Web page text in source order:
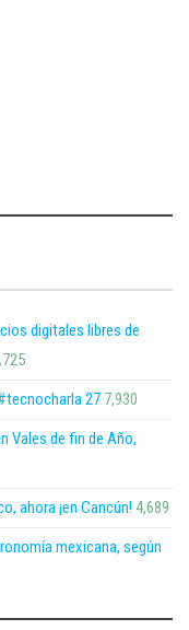
digitales libres de
27 7,930
Vales de fin de Año,
ahora ¡en Cancún! 4,689
mexicana, según